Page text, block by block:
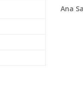
Ana